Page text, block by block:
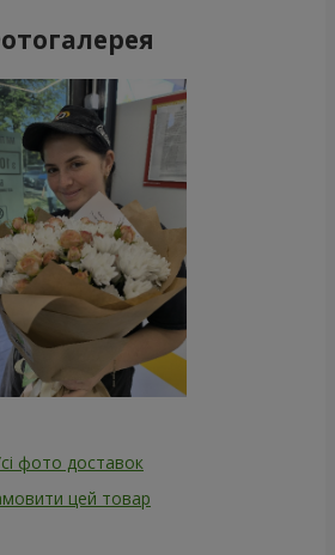
фото доставок
цей товар